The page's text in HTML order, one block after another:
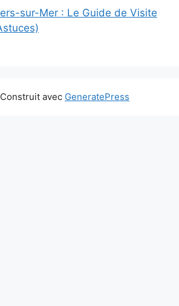
sur-Mer : Le Guide de Visite
avec GeneratePress